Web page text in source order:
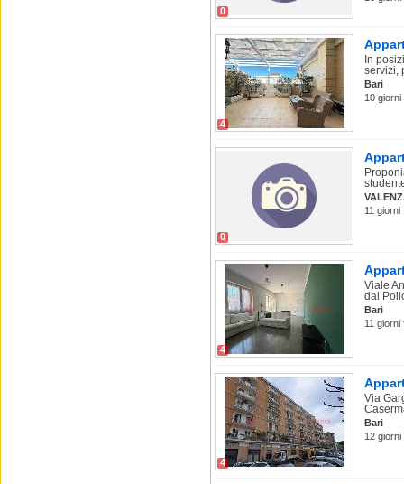
0
4
In
servizi,
Bari
10
0
11
4
Viale
dal
Bari
11
4
Via
Bari
12